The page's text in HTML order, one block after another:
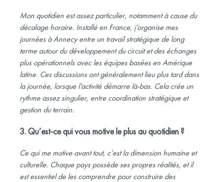
Mon quotidien est assez particulier, notamment à cause du
décalage horaire. Installé en France, j’organise mes
journées à Annecy entre un travail stratégique de long
terme autour du développement du circuit et des échanges
plus opérationnels avec les équipes basées en Amérique
latine. Ces discussions ont généralement lieu plus tard dans
la journée, lorsque l’activité démarre là-bas. Cela crée un
rythme assez singulier, entre coordination stratégique et
gestion du terrain.
3. Qu’est-ce qui vous motive le plus au quotidien ?
Ce qui me motive avant tout, c’est la dimension humaine et
culturelle. Chaque pays possède ses propres réalités, et il
est essentiel de les comprendre pour construire des